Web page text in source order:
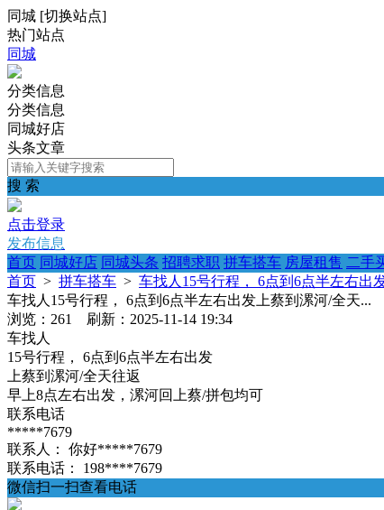
同城 [切换站点]
热门站点
同城
分类信息
分类信息
同城好店
头条文章
搜 索
点击登录
发布信息
首页 同城好店 同城头条 招聘求职 拼车搭车 房屋租售 二手
首页 > 拼车搭车 > 车找人15号行程， 6点到6点半左右出
车找人15号行程， 6点到6点半左右出发上蔡到漯河/全天...
浏览：261 刷新：2025-11-14 19:34
车找人
15号行程， 6点到6点半左右出发
上蔡到漯河/全天往返
早上8点左右出发，漯河回上蔡/拼包均可
联系电话
*****7679
联系人：
你好*****7679
联系电话：
198****7679
微信扫一扫查看电话